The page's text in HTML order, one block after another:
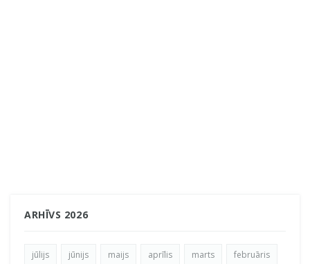
ARHĪVS 2026
jūlijs jūnijs maijs aprīlis marts februāris